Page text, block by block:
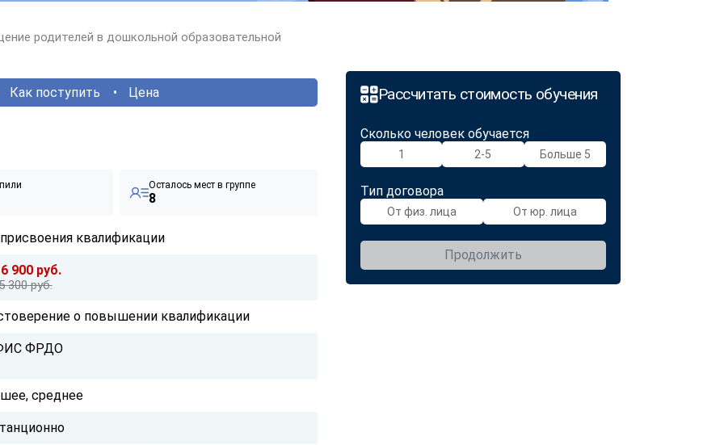
родителей в дошкольной образовательной
Рассчитать стоимость обучения
Сколько человек обучается
1 2-5 Больше 5
Тип договора
От физ. лица От юр. лица
Продолжить
Как поступить Цена
Осталось мест в группе
8
квалификации
900 руб.
300 руб.
о повышении квалификации
ФРДО
среднее